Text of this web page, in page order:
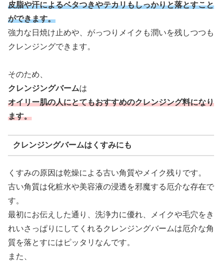
皮脂や汗によるベタつきやテカリもしっかりと落とすこと
ができます。
強力な日焼け止めや、がっつりメイクも潤いを残しつつも
クレンジングできます。
そのため、
クレンジングバームは
オイリー肌の人にとてもおすすめのクレンジング料になり
ます。
クレンジングバームはくすみにも
くすみの原因は乾燥による古い角質やメイク残りです。
古い角質は化粧水や美容液の浸透を邪魔する厄介な存在で
す。
最初にお伝えした通り、洗浄力に優れ、メイクや毛穴をき
れいさっぱりにしてくれるクレンジングバームは厄介な角
質を落とすにはピッタリなんです。
また、